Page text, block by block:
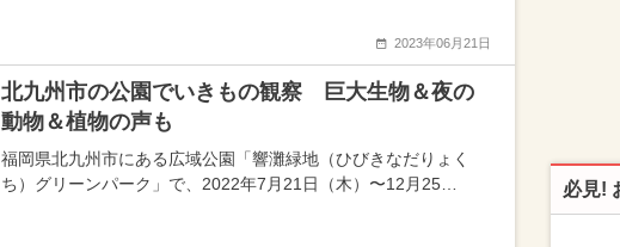
2023年06月21日
北九州市の公園でいきもの観察 巨大生物＆夜の
動物＆植物の声も
福岡県北九州市にある広域公園「響灘緑地（ひびきなだりょく
ち）グリーンパーク」で、2022年7月21日（木）〜12月25…
必見!